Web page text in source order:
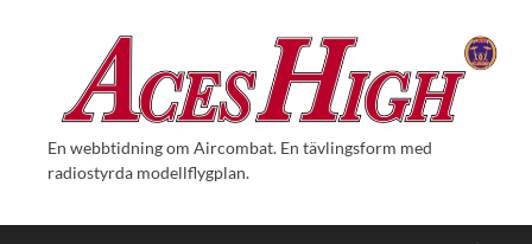
En webbtidning om Aircombat. En tävlingsform med
radiostyrda modellflygplan.